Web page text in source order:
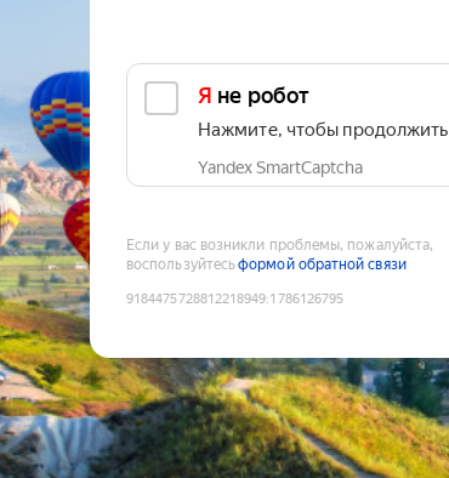
Я не робот
Нажмите, чтобы продолжить
Yandex SmartCaptcha
Если у вас возникли проблемы, пожалуйста,
воспользуйтесьформой обратной связи
9184475728812218949:1786126795